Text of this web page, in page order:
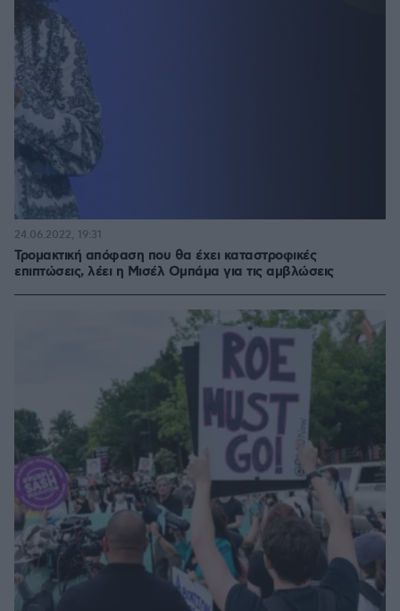
Τρομακτική απόφαση που θα έχει καταστροφικές
επιπτώσεις, λέει η Μισέλ Ομπάμα για τις αμβλώσεις
24.06.2022, 19:31